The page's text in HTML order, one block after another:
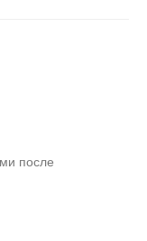
после